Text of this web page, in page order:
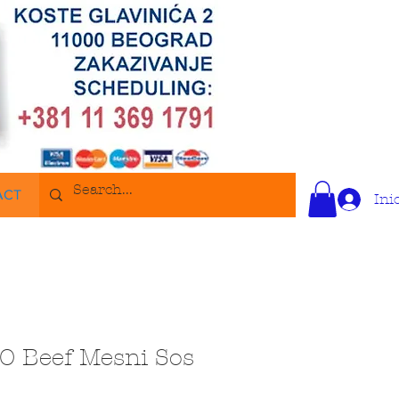
Beef Mesni Sos